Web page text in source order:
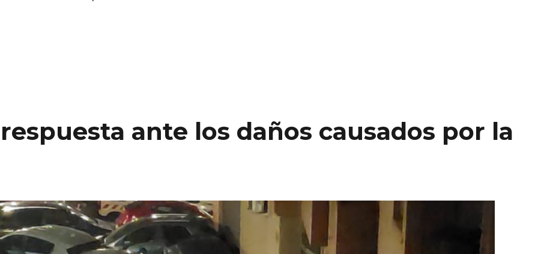
ante los daños causados por la